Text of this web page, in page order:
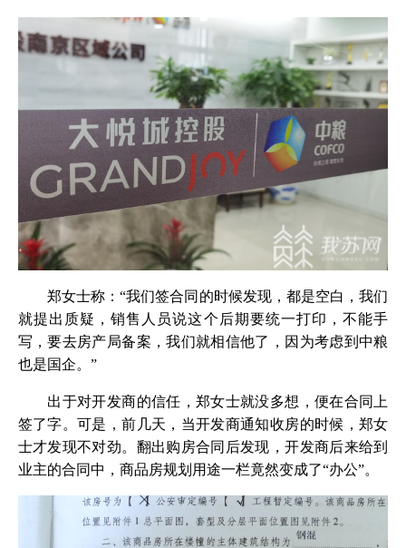
郑女士称：“我们签合同的时候发现，都是空白，我们
就提出质疑，销售人员说这个后期要统一打印，不能手
写，要去房产局备案，我们就相信他了，因为考虑到中粮
也是国企。”
出于对开发商的信任，郑女士就没多想，便在合同上
签了字。可是，前几天，当开发商通知收房的时候，郑女
士才发现不对劲。翻出购房合同后发现，开发商后来给到
业主的合同中，商品房规划用途一栏竟然变成了“办公”。